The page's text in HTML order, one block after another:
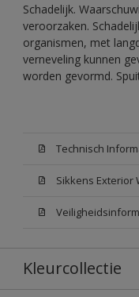
Schadelijk.
veroorzaken.
organismen, met
verneveling kunnen
worden gevormd.
Technisch
Kleurcollectie